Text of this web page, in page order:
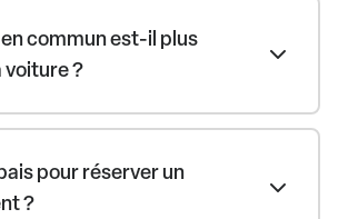
commun est-il plus
voiture ?
pour réserver un
?